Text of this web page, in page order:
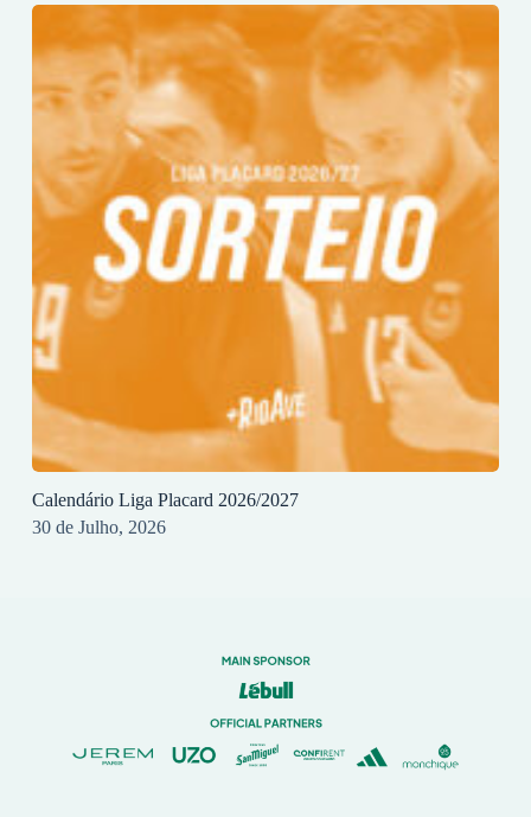
Calendário Liga Placard 2026/2027
30 de Julho, 2026